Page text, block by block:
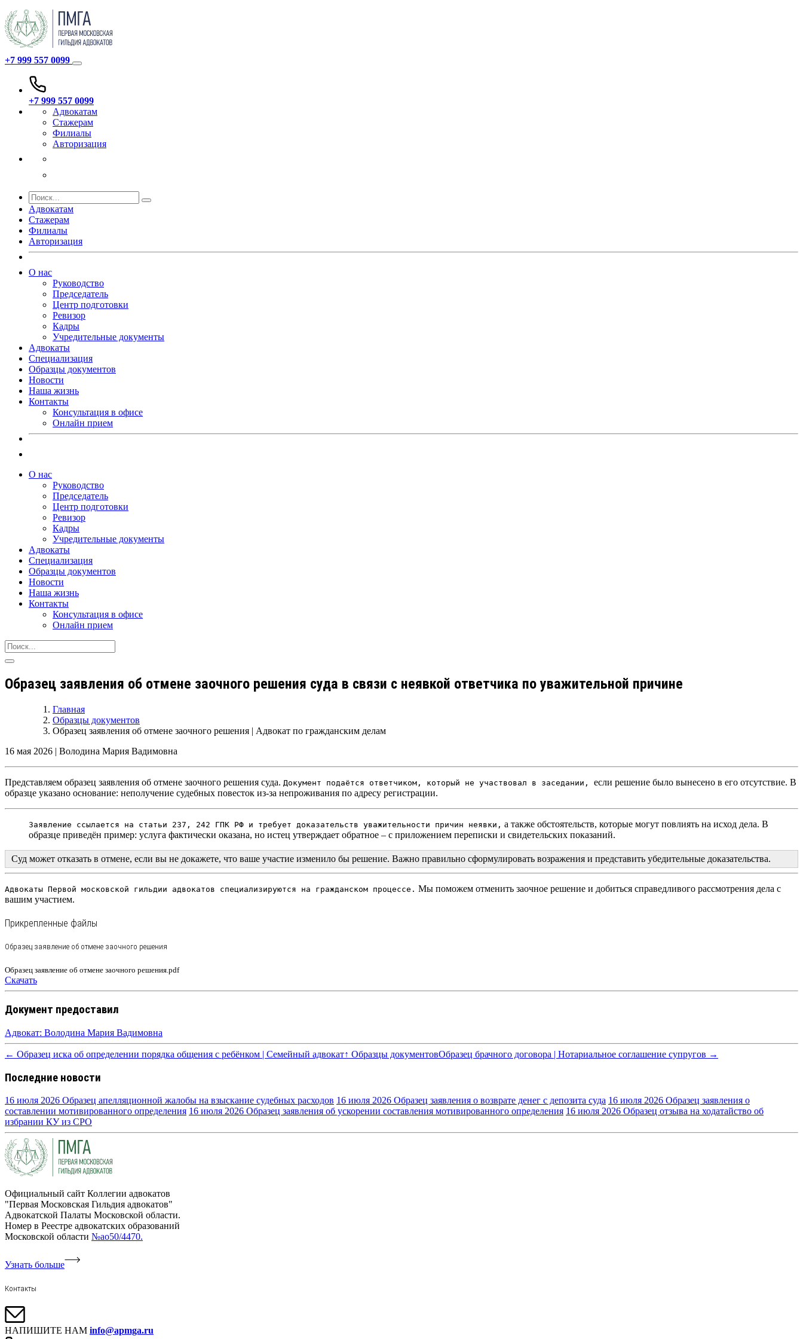
+7 999 557 0099
+7 999 557 0099
Адвокатам
Стажерам
Филиалы
Авторизация
Адвокатам
Стажерам
Филиалы
Авторизация
О нас
Руководство
Председатель
Центр подготовки
Ревизор
Кадры
Учредительные документы
Адвокаты
Специализация
Образцы документов
Новости
Наша жизнь
Контакты
Консультация в офисе
Онлайн прием
О нас
Руководство
Председатель
Центр подготовки
Ревизор
Кадры
Учредительные документы
Адвокаты
Специализация
Образцы документов
Новости
Наша жизнь
Контакты
Консультация в офисе
Онлайн прием
Образец заявления об отмене заочного решения суда в связи с неявкой ответчика по уважительной причине
Главная
Образцы документов
Образец заявления об отмене заочного решения | Адвокат по гражданским делам
16 мая 2026 | Володина Мария Вадимовна
Представляем образец заявления об отмене заочного решения суда. Документ подаётся ответчиком, который не участвовал в заседании, если решение было вынесено в его отсутствие. В
образце указано основание: неполучение судебных повесток из-за непроживания по адресу регистрации.
Заявление ссылается на статьи 237, 242 ГПК РФ и требует доказательств уважительности причин неявки, а также обстоятельств, которые могут повлиять на исход дела. В
образце приведён пример: услуга фактически оказана, но истец утверждает обратное – с приложением переписки и свидетельских показаний.
Суд может отказать в отмене, если вы не докажете, что ваше участие изменило бы решение. Важно правильно сформулировать возражения и представить убедительные доказательства.
Адвокаты Первой московской гильдии адвокатов специализируются на гражданском процессе. Мы поможем отменить заочное решение и добиться справедливого рассмотрения дела с
вашим участием.
Прикрепленные файлы
Образец заявление об отмене заочного решения
Образец заявление об отмене заочного решения.pdf
Скачать
Документ предоставил
Адвокат: Володина Мария Вадимовна
← Образец иска об определении порядка общения с ребёнком | Семейный адвокат↑ Образцы документовОбразец брачного договора | Нотариальное соглашение супругов →
Последние новости
16 июля 2026 Образец апелляционной жалобы на взыскание судебных расходов 16 июля 2026 Образец заявления о возврате денег с депозита суда 16 июля 2026 Образец заявления о
составлении мотивированного определения 16 июля 2026 Образец заявления об ускорении составления мотивированного определения 16 июля 2026 Образец отзыва на ходатайство об
избрании КУ из СРО
Официальный сайт Коллегии адвокатов
"Первая Московская Гильдия адвокатов"
Адвокатской Палаты Московской области.
Номер в Реестре адвокатских образований
Московской области №ао50/4470.
Узнать больше
Контакты
НАПИШИТЕ НАМ info@apmga.ru